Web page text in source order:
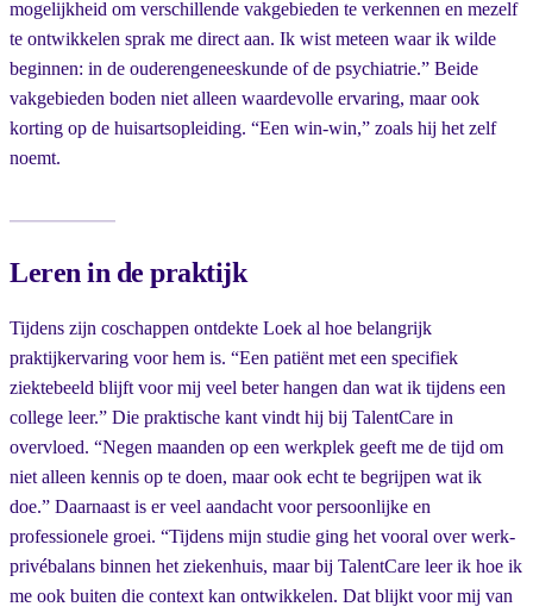
mogelijkheid om verschillende vakgebieden te verkennen en mezelf
te ontwikkelen sprak me direct aan. Ik wist meteen waar ik wilde
beginnen: in de ouderengeneeskunde of de psychiatrie.” Beide
vakgebieden boden niet alleen waardevolle ervaring, maar ook
korting op de huisartsopleiding. “Een win-win,” zoals hij het zelf
noemt.
Leren in de praktijk
Tijdens zijn coschappen ontdekte Loek al hoe belangrijk
praktijkervaring voor hem is. “Een patiënt met een specifiek
ziektebeeld blijft voor mij veel beter hangen dan wat ik tijdens een
college leer.” Die praktische kant vindt hij bij TalentCare in
overvloed. “Negen maanden op een werkplek geeft me de tijd om
niet alleen kennis op te doen, maar ook echt te begrijpen wat ik
doe.” Daarnaast is er veel aandacht voor persoonlijke en
professionele groei. “Tijdens mijn studie ging het vooral over werk-
privébalans binnen het ziekenhuis, maar bij TalentCare leer ik hoe ik
me ook buiten die context kan ontwikkelen. Dat blijkt voor mij van